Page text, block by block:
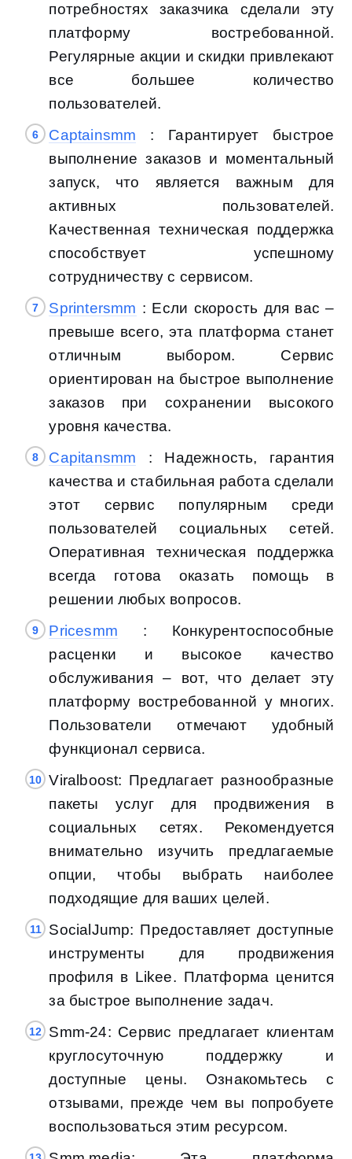
потребностях заказчика сделали эту
платформу востребованной.
Регулярные акции и скидки привлекают
все большее количество
пользователей.
Captainsmm : Гарантирует быстрое
выполнение заказов и моментальный
запуск, что является важным для
активных пользователей.
Качественная техническая поддержка
способствует успешному
сотрудничеству с сервисом.
Sprintersmm : Если скорость для вас –
превыше всего, эта платформа станет
отличным выбором. Сервис
ориентирован на быстрое выполнение
заказов при сохранении высокого
уровня качества.
Capitansmm : Надежность, гарантия
качества и стабильная работа сделали
этот сервис популярным среди
пользователей социальных сетей.
Оперативная техническая поддержка
всегда готова оказать помощь в
решении любых вопросов.
Pricesmm : Конкурентоспособные
расценки и высокое качество
обслуживания – вот, что делает эту
платформу востребованной у многих.
Пользователи отмечают удобный
функционал сервиса.
Viralboost: Предлагает разнообразные
пакеты услуг для продвижения в
социальных сетях. Рекомендуется
внимательно изучить предлагаемые
опции, чтобы выбрать наиболее
подходящие для ваших целей.
SocialJump: Предоставляет доступные
инструменты для продвижения
профиля в Likee. Платформа ценится
за быстрое выполнение задач.
Smm-24: Сервис предлагает клиентам
круглосуточную поддержку и
доступные цены. Ознакомьтесь с
отзывами, прежде чем вы попробуете
воспользоваться этим ресурсом.